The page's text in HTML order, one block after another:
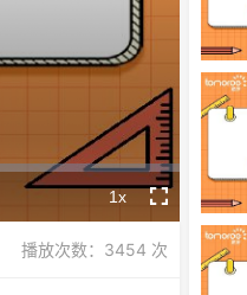
Playback
Rate
1x Fullscreen
播放次数：3454 次